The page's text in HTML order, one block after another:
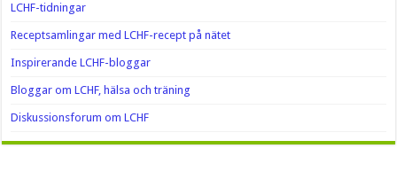
LCHF-tidningar
Receptsamlingar med LCHF-recept på nätet
Inspirerande LCHF-bloggar
Bloggar om LCHF, hälsa och träning
Diskussionsforum om LCHF